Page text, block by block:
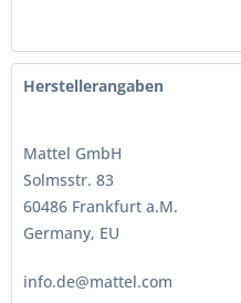
Herstellerangaben
Mattel GmbH
Solmsstr. 83
60486 Frankfurt a.M.
Germany, EU
info.de@mattel.com